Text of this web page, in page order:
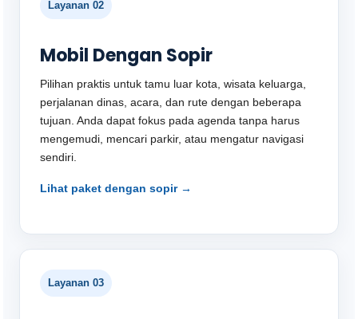
Layanan 02
Mobil Dengan Sopir
Pilihan praktis untuk tamu luar kota, wisata keluarga,
perjalanan dinas, acara, dan rute dengan beberapa
tujuan. Anda dapat fokus pada agenda tanpa harus
mengemudi, mencari parkir, atau mengatur navigasi
sendiri.
Lihat paket dengan sopir →
Layanan 03